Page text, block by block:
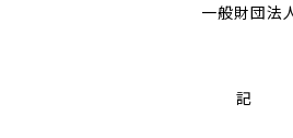
一般財団
記